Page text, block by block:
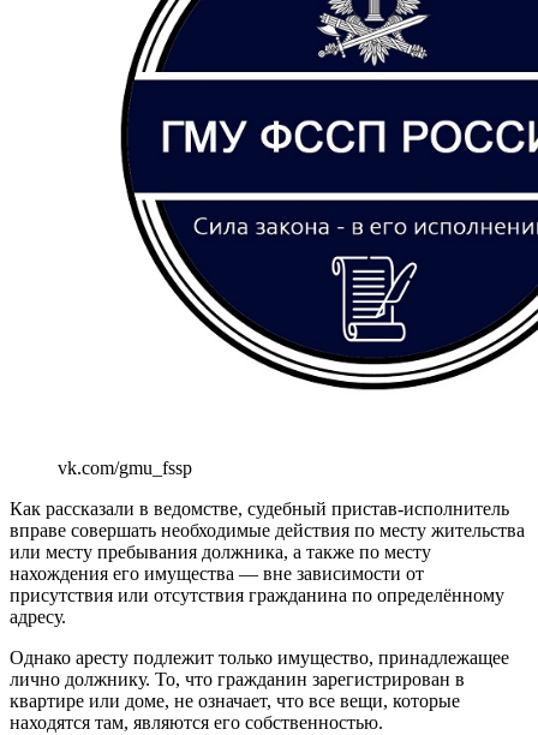
vk.com/gmu_fssp
Как рассказали в ведомстве, судебный пристав-исполнитель
вправе совершать необходимые действия по месту жительства
или месту пребывания должника, а также по месту
нахождения его имущества — вне зависимости от
присутствия или отсутствия гражданина по определённому
адресу.
Однако аресту подлежит только имущество, принадлежащее
лично должнику. То, что гражданин зарегистрирован в
квартире или доме, не означает, что все вещи, которые
находятся там, являются его собственностью.